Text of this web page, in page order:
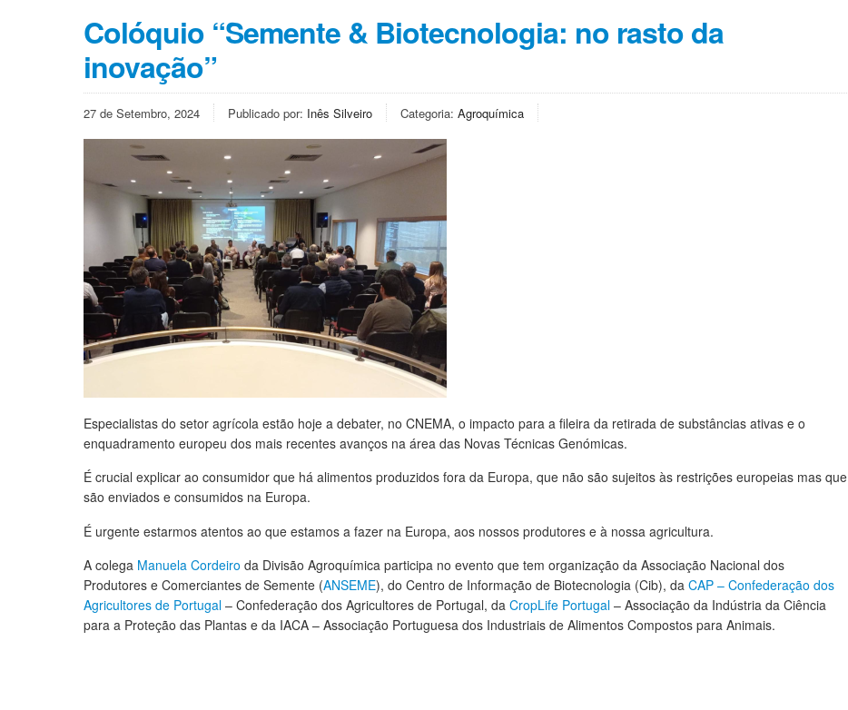
Colóquio “Semente & Biotecnologia: no rasto da
inovação”
27 de Setembro, 2024 Publicado por: Inês Silveiro Categoria: Agroquímica
Especialistas do setor agrícola estão hoje a debater, no CNEMA, o impacto para a fileira da retirada de substâncias ativas e o
enquadramento europeu dos mais recentes avanços na área das Novas Técnicas Genómicas.
É crucial explicar ao consumidor que há alimentos produzidos fora da Europa, que não são sujeitos às restrições europeias mas que
são enviados e consumidos na Europa.
É urgente estarmos atentos ao que estamos a fazer na Europa, aos nossos produtores e à nossa agricultura.
A colega Manuela Cordeiro da Divisão Agroquímica participa no evento que tem organização da Associação Nacional dos
Produtores e Comerciantes de Semente (ANSEME), do Centro de Informação de Biotecnologia (Cib), da CAP – Confederação dos
Agricultores de Portugal – Confederação dos Agricultores de Portugal, da CropLife Portugal – Associação da Indústria da Ciência
para a Proteção das Plantas e da IACA – Associação Portuguesa dos Industriais de Alimentos Compostos para Animais.